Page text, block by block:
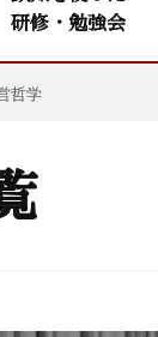
研修・勉強会
哲学